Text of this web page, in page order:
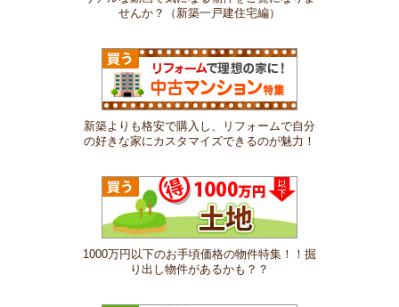
せんか？（新築一戸建住宅編）
新築よりも格安で購入し、リフォームで自分
の好きな家にカスタマイズできるのが魅力！
1000万円以下のお手頃価格の物件特集！！掘
り出し物件があるかも？？